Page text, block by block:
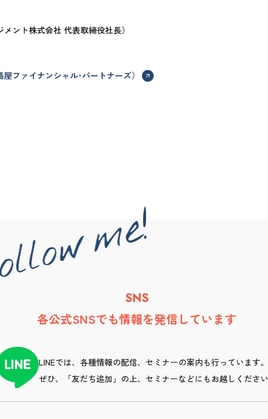
ント株式会社 代表取締役社長）
ファイナンシャル･パートナーズ）
SNS
各公式SNSでも情報を発信しています
LINEでは、各種情報の配信、セミナーの案内も行っています。
ぜひ、「友だち追加」の上、セミナーなどにもお越しくださ